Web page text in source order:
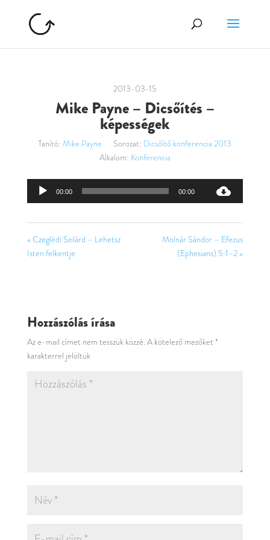
2013-03-15
Mike Payne – Dicsőítés –
képességek
Tanító: Mike Payne Sorozat: Dicsőítő konferencia 2013
Alkalom: Konferencia
Audió
00:00 00:00
« Czeglédi Szilárd – Lehetsz
Isten felkentje
Molnár Sándor – Efezus
(Ephesians) 5:1–2 »
Hozzászólás írása
Az e-mail címet nem tesszük közzé. A kötelező mezőket *
karakterrel jelöltük